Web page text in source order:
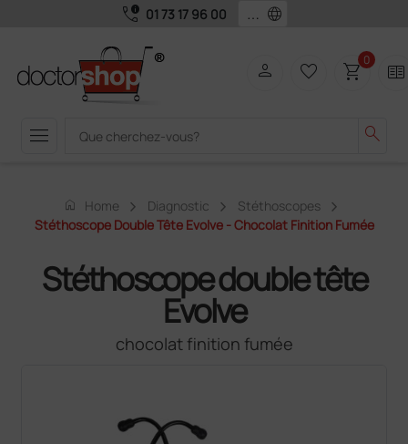
call_quality 01 73 17 96 00 language
menu search
person favorite_border shopping_cart0 two_pager
home Home Diagnostic
Stéthoscopes
Stéthoscope Double Tête Evolve - Chocolat Finition Fumée
Stéthoscope double tête
Evolve
chocolat finition fumée